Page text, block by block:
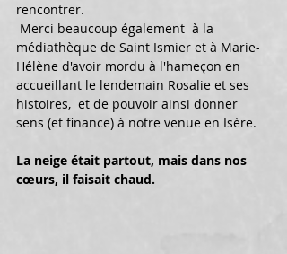
rencontrer.
Merci beaucoup également  à la
médiathèque de Saint Ismier et à Marie-
Hélène d'avoir mordu à l'hameçon en
accueillant le lendemain Rosalie et ses
histoires,  et de pouvoir ainsi donner
sens (et finance) à notre venue en Isère.
La neige était partout, mais dans nos
cœurs, il faisait chaud.